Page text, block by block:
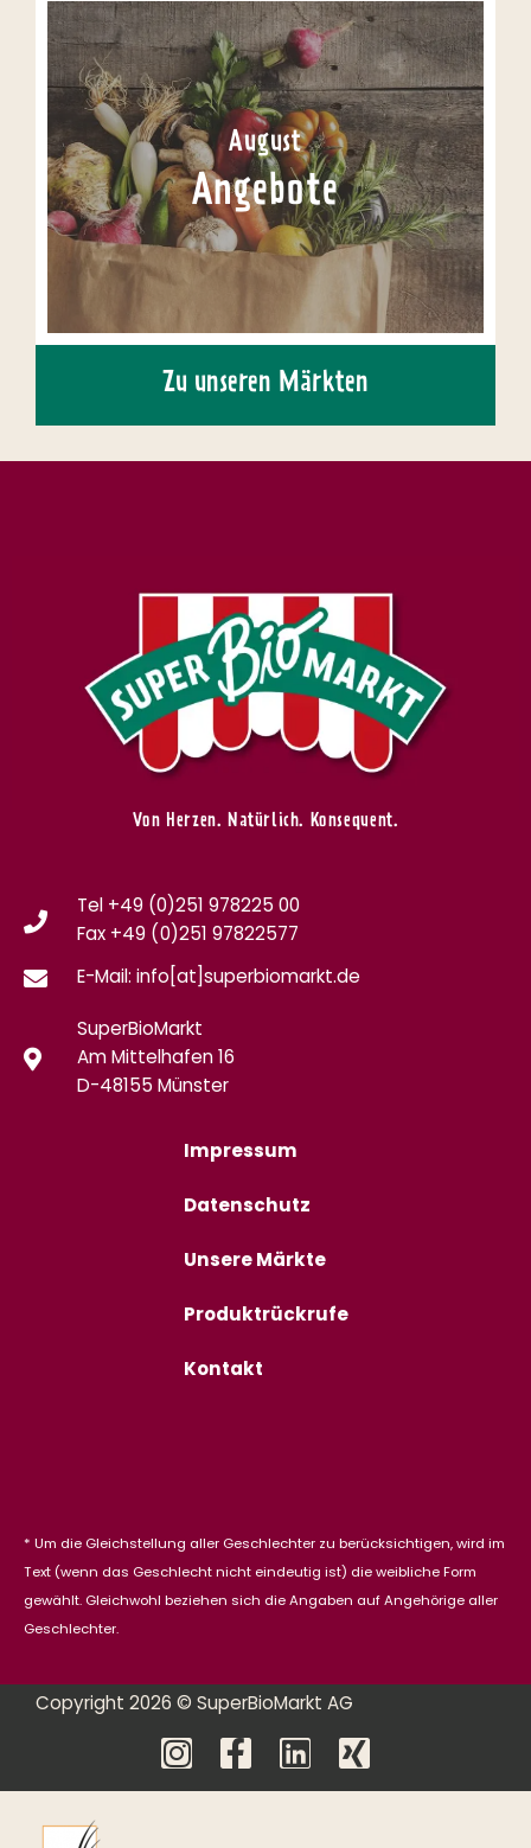
August
Angebote
Zu unseren Märkten
Von Herzen. Natürlich. Konsequent.
Tel +49 (0)251 978225 00
Fax +49 (0)251 97822577
E-Mail: info[at]superbiomarkt.de
SuperBioMarkt
Am Mittelhafen 16
D-48155 Münster
Impressum
Datenschutz
Unsere Märkte
Produktrückrufe
Kontakt
* Um die Gleichstellung aller Geschlechter zu berücksichtigen, wird im
Text (wenn das Geschlecht nicht eindeutig ist) die weibliche Form
gewählt. Gleichwohl beziehen sich die Angaben auf Angehörige aller
Geschlechter.
Copyright 2026 © SuperBioMarkt AG